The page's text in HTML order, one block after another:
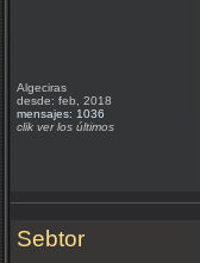
Algeciras
desde: feb, 2018
mensajes: 1036
clik ver los últimos
Sebtor